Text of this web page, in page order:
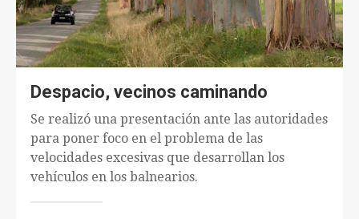
Despacio, vecinos caminando
Se realizó una presentación ante las autoridades
para poner foco en el problema de las
velocidades excesivas que desarrollan los
vehículos en los balnearios.